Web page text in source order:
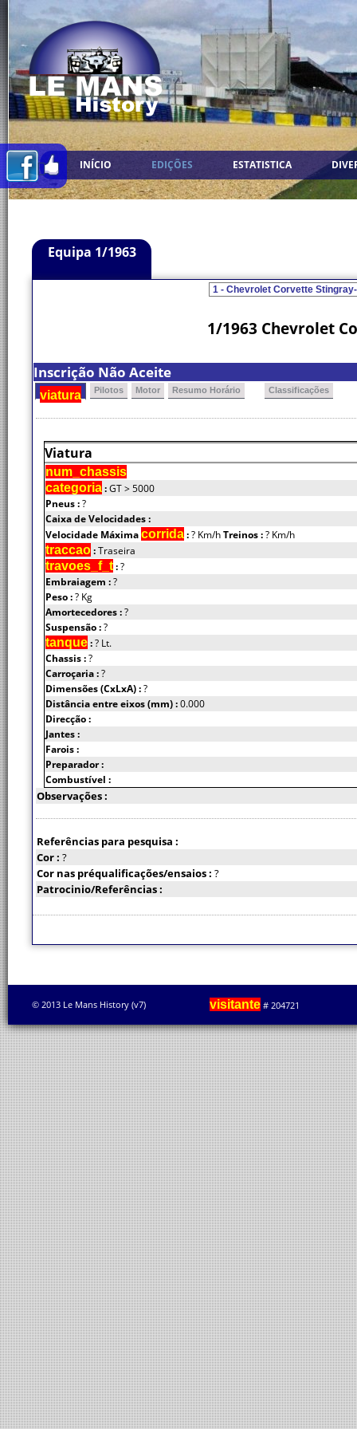
INÍCIO EDIÇÕES ESTATISTICA
Equipa 1/1963
1/1963 Chevrolet
Inscrição Não Aceite
viatura Pilotos Motor Resumo Horário Classificações
Viatura
num_chassis
categoria:GT > 5000
Pneus :?
Caixa de Velocidades :
Velocidade Máximacorrida:? Km/hTreinos :? Km/h
traccao:Traseira
travoes_f_t:?
Embraiagem :?
Peso :? Kg
Amortecedores :?
Suspensão :?
tanque:? Lt.
Chassis :?
Carroçaria :?
Dimensões (CxLxA) :?
Distância entre eixos (mm) :0.000
Direcção :
Jantes :
Farois :
Preparador :
Combustível :
Observações :
Referências para pesquisa :
Cor : ?
Cor nas préqualificações/ensaios : ?
Patrocinio/Referências :
© 2013 Le Mans History (v7) visitante # 204721